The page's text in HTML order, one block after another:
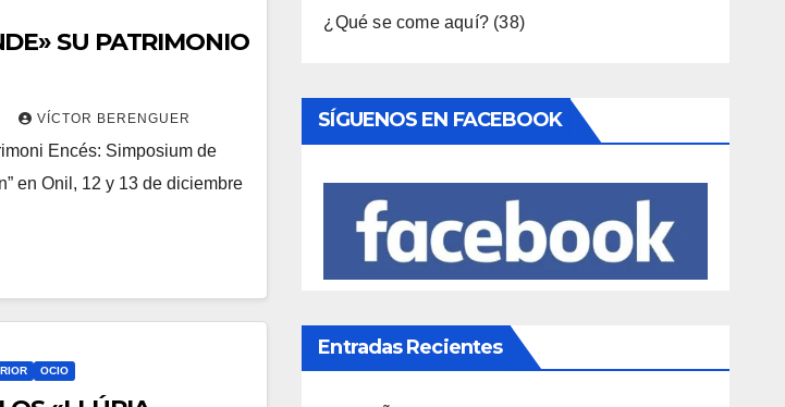
SU PATRIMONIO
VÍCTOR BERENGUER
Encés: Simposium de
en Onil, 12 y 13 de diciembre
OCIO
Entradas Recientes
SANTA BÁRBARA